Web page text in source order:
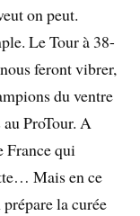
on peut.
Le Tour à 38-
feront vibrer,
du ventre
ProTour. A
France qui
Mais en ce
la curée